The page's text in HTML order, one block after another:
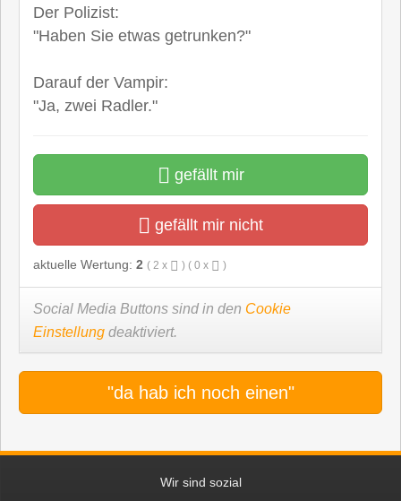
Der Polizist:
"Haben Sie etwas getrunken?"
Darauf der Vampir:
"Ja, zwei Radler."
gefällt mir
gefällt mir nicht
aktuelle Wertung: 2 ( 2 x ) ( 0 x )
Social Media Buttons sind in den Cookie
Einstellung deaktiviert.
"da hab ich noch einen"
Wir sind sozial